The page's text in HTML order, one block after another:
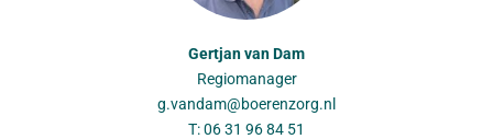
Gertjan van Dam
Regiomanager
g.vandam@boerenzorg.nl
T: 06 31 96 84 51